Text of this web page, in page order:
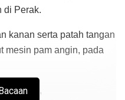
di Perak.
kanan serta patah tangan
mesin pam angin, pada
malam,